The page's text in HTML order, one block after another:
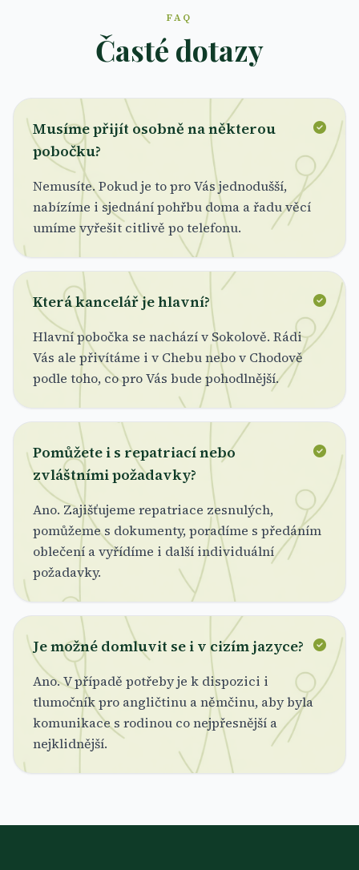
FAQ
Časté dotazy
Musíme přijít osobně na některou
pobočku?
Nemusíte. Pokud je to pro Vás jednodušší,
nabízíme i sjednání pohřbu doma a řadu věcí
umíme vyřešit citlivě po telefonu.
Která kancelář je hlavní?
Hlavní pobočka se nachází v Sokolově. Rádi
Vás ale přivítáme i v Chebu nebo v Chodově
podle toho, co pro Vás bude pohodlnější.
Pomůžete i s repatriací nebo
zvláštními požadavky?
Ano. Zajišťujeme repatriace zesnulých,
pomůžeme s dokumenty, poradíme s předáním
oblečení a vyřídíme i další individuální
požadavky.
Je možné domluvit se i v cizím jazyce?
Ano. V případě potřeby je k dispozici i
tlumočník pro angličtinu a němčinu, aby byla
komunikace s rodinou co nejpřesnější a
nejklidnější.